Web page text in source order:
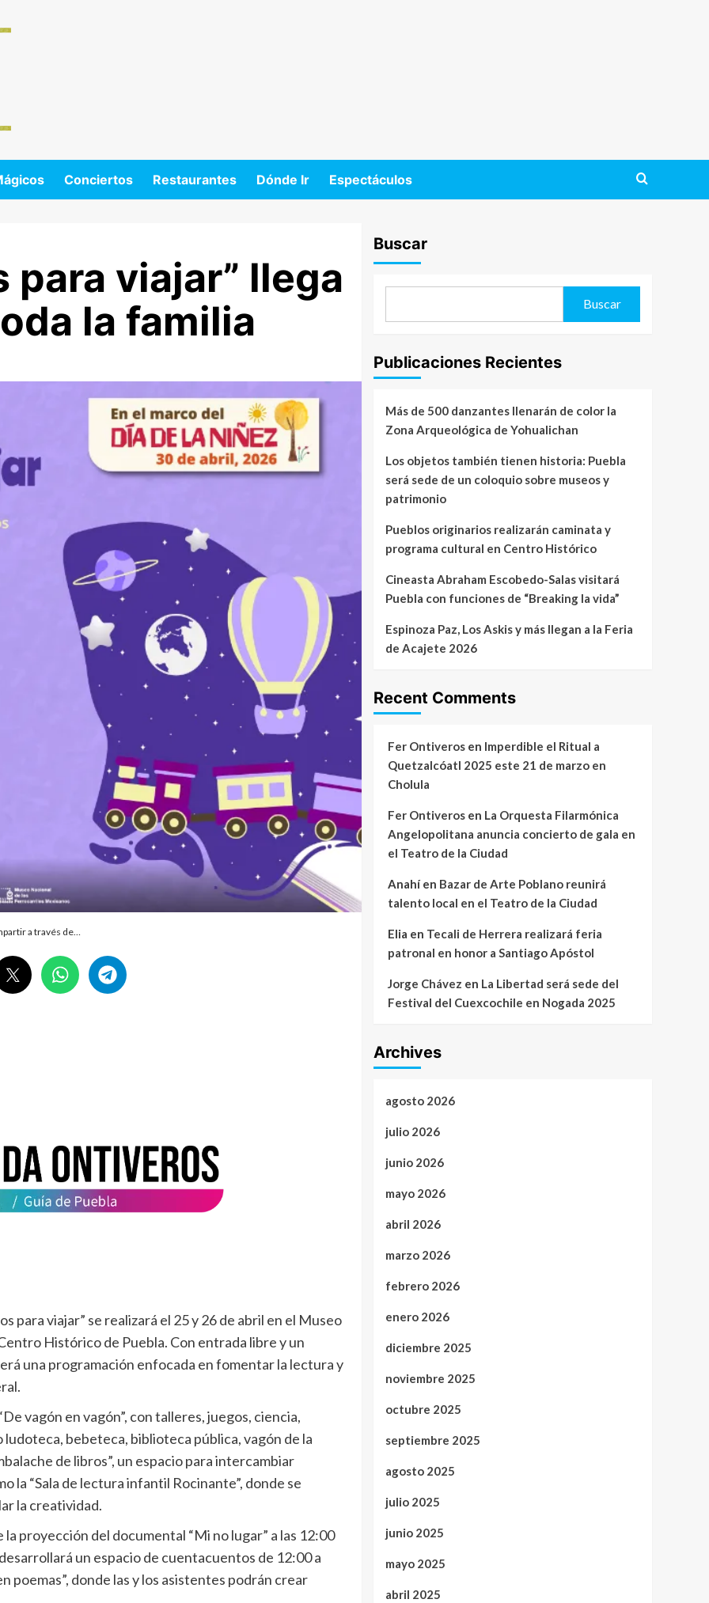
Conciertos Restaurantes Dónde Ir Espectáculos
para viajar” llega
la familia
a través de…
para viajar” se realizará el 25 y 26 de abril en el Museo
Histórico de Puebla. Con entrada libre y un
una programación enfocada en fomentar la lectura y
vagón en vagón”, con talleres, juegos, ciencia,
bebeteca, biblioteca pública, vagón de la
de libros”, un espacio para intercambiar
la “Sala de lectura infantil Rocinante”, donde se
la creatividad.
proyección del documental “Mi no lugar” a las 12:00
un espacio de cuentacuentos de 12:00 a
poemas”, donde las y los asistentes podrán crear
Buscar
Buscar
Publicaciones Recientes
Más de 500 danzantes llenarán de color la
Zona Arqueológica de Yohualichan
Los objetos también tienen historia: Puebla
será sede de un coloquio sobre museos y
patrimonio
Pueblos originarios realizarán caminata y
programa cultural en Centro Histórico
Cineasta Abraham Escobedo-Salas visitará
Puebla con funciones de “Breaking la vida”
Espinoza Paz, Los Askis y más llegan a la Feria
de Acajete 2026
Recent Comments
Fer Ontiverosen Imperdible el Ritual a
Quetzalcóatl 2025 este 21 de marzo en
Cholula
Fer Ontiverosen La Orquesta Filarmónica
Angelopolitana anuncia concierto de gala en
el Teatro de la Ciudad
Anahíen Bazar de Arte Poblano reunirá
talento local en el Teatro de la Ciudad
Elia en Tecali de Herrera realizará feria
patronal en honor a Santiago Apóstol
Jorge Chávez en La Libertad será sede del
Festival del Cuexcochile en Nogada 2025
Archives
agosto 2026
julio 2026
junio 2026
mayo 2026
abril 2026
marzo 2026
febrero 2026
enero 2026
diciembre 2025
noviembre 2025
octubre 2025
septiembre 2025
agosto 2025
julio 2025
junio 2025
mayo 2025
abril 2025